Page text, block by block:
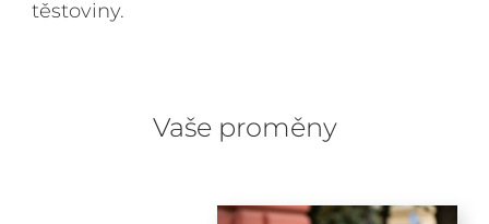
těstoviny.
Vaše proměny